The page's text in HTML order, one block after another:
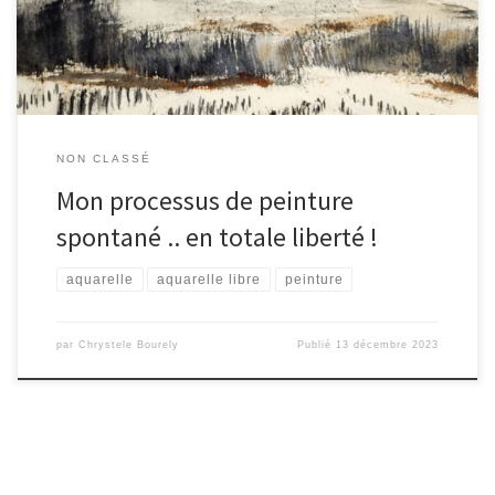
chercher à la reproduire en […]
NON CLASSÉ
Mon processus de peinture
spontané .. en totale liberté !
aquarelle aquarelle libre peinture
par Chrystele Bourely Publié 13 décembre 2023